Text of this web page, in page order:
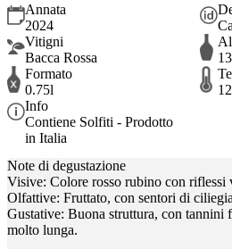
Annata
2024
Vitigni
Bacca Rossa
Formato
0.75l
Info
Contiene Solfiti - Prodotto
in Italia
Note di degustazione
Visive: Colore rosso rubino con riflessi
Olfattive: Fruttato, con sentori di
Gustative: Buona struttura, con tannini
molto lunga.